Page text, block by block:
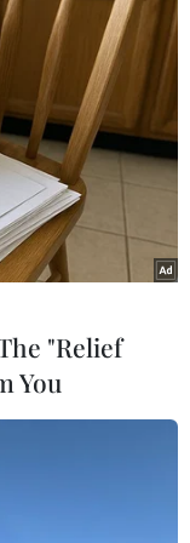
dành một phút
Chủ tịch Quốc
03:27
"Relief
You